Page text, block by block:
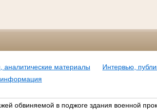
аналитические материалы
Интервью,
информация
обвиняемой в поджоге здания военной